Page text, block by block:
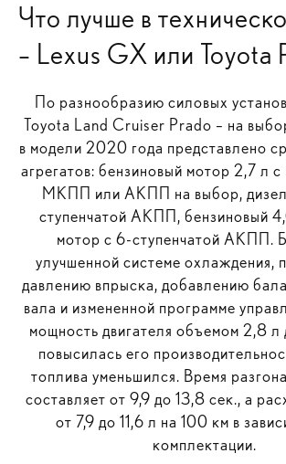
Что лучше в
– Lexus GX или Toyota
По разнообразию силовых
Toyota Land Cruiser Prado – на
в модели 2020 года представлено
агрегатов: бензиновый мотор 2,7 л
МКПП или АКПП на выбор,
ступенчатой АКПП, бензиновый
мотор с 6-ступенчатой АКПП.
улучшенной системе охлаждения,
давлению впрыска, добавлению
вала и измененной программе
мощность двигателя объемом 2,8
повысилась его
топлива уменьшился. Время
составляет от 9,9 до 13,8 сек., а
от 7,9 до 11,6 л на 100 км в
комплектации.